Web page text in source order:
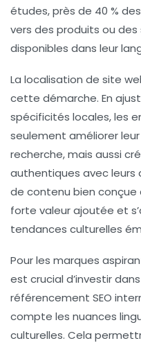
études, près de 40 %
vers des produits ou des
disponibles dans leur
La localisation de site
cette démarche. En
spécificités locales, les
seulement améliorer leur
recherche, mais aussi
authentiques avec leurs
de contenu bien conçue
forte valeur ajoutée et
tendances culturelles
Pour les marques
est crucial d’investir
référencement SEO
compte les nuances
culturelles. Cela